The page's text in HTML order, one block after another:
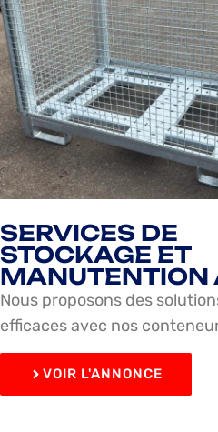
SERVICES DE
STOCKAGE ET
MANUTENTION
Nous proposons des
efficaces avec nos
VOIR L'ANNONCE